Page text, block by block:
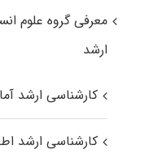
معرفی گروه علوم
ارشد
کارشناسی ارشد
کارشناسی ارشد